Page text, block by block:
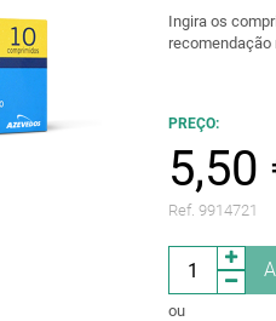
Ingira os
PREÇO:
5,50
Ref. 9914721
ou